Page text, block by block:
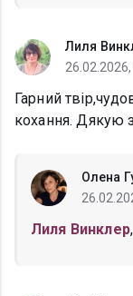
Лиля
Гарний
кохання. Дякую
Олена
Лиля Винклер